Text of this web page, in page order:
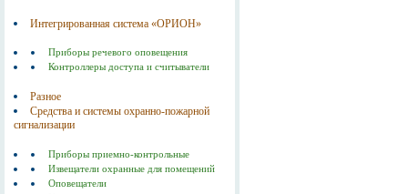
Интегрированная система «ОРИОН»
Приборы речевого оповещения
Контроллеры доступа и считыватели
Разное
Средства и системы охранно-пожарной
сигнализации
Приборы приемно-контрольные
Извещатели охранные для помещений
Оповещатели